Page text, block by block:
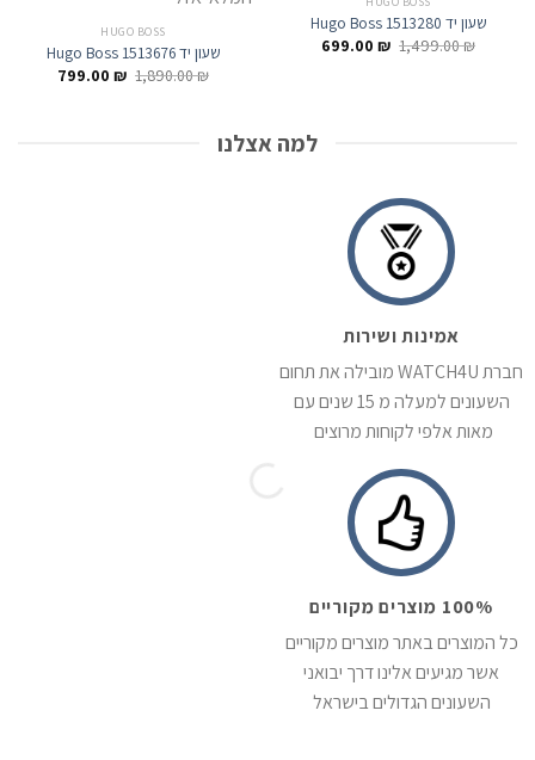
שעון יד Hugo Boss 1513280
1,499.00₪ המחיר699.00 ₪
HUGO BOSS
שעון יד Hugo Boss 1513676
1,890.00₪ המחיר799.00 ₪
למה אצלנו
אמינות ושירות
חברת WATCH4U מובילה את תחום
השעונים למעלה מ 15 שנים עם
מאות אלפי לקוחות מרוצים
100% מוצרים מקוריים
כל המוצרים באתר מוצרים מקוריים
אשר מגיעים אלינו דרך יבואני
השעונים הגדולים בישראל